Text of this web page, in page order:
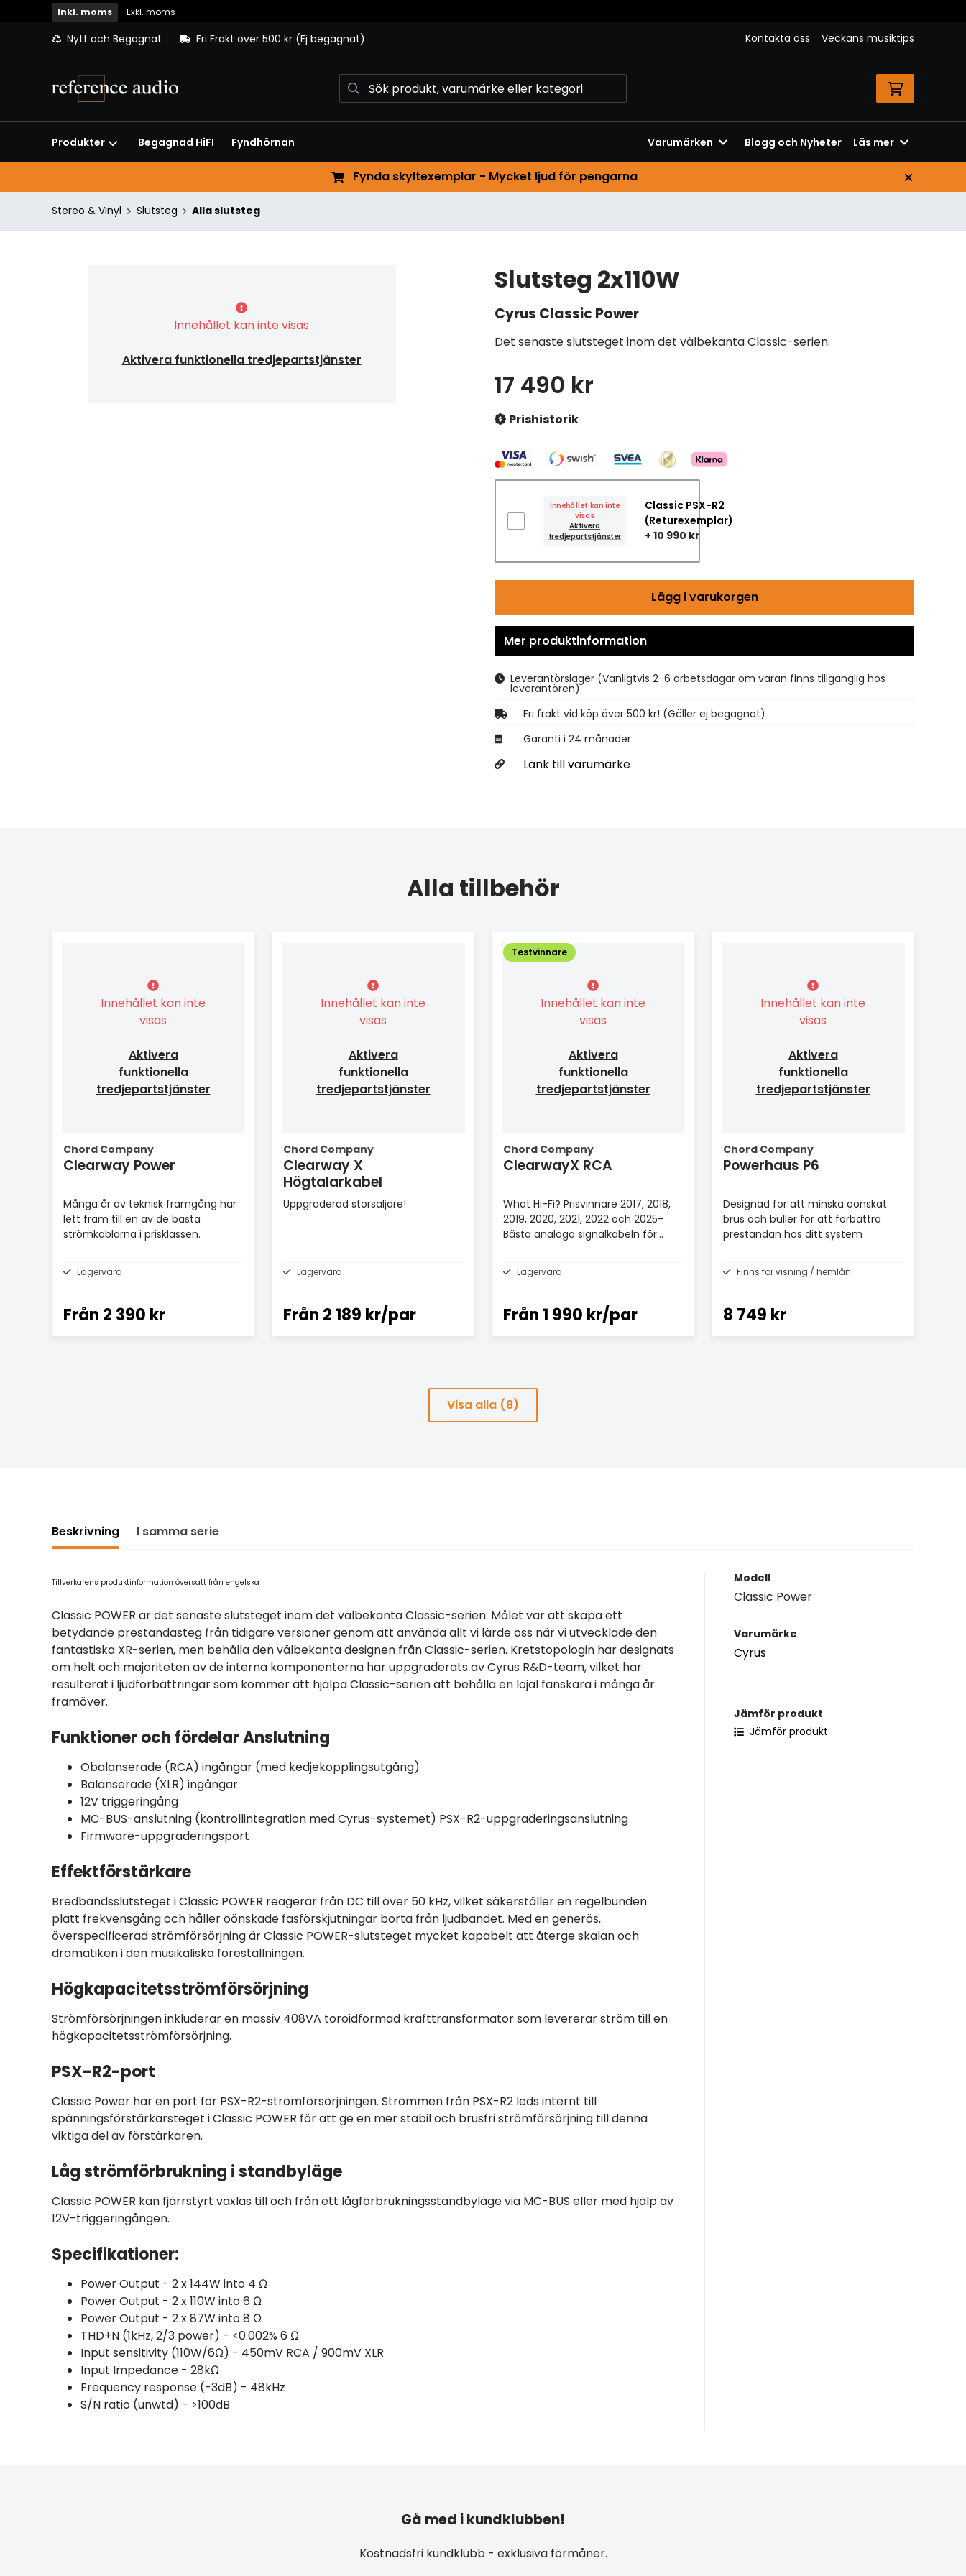
Inkl. moms Exkl. moms
Nytt och Begagnat Fri Frakt över 500 kr (Ej begagnat) Kontakta oss Veckans musiktips
Produkter Begagnad HiFI Fyndhörnan Varumärken Blogg och Nyheter Läs mer
Fynda skyltexemplar - Mycket ljud för pengarna
Stereo & Vinyl Slutsteg Alla slutsteg
Innehållet kan inte visas
Aktivera funktionella tredjepartstjänster
Slutsteg 2x110W
Cyrus Classic Power
Det senaste slutsteget inom det välbekanta Classic-serien.
17 490 kr
Prishistorik
Innehållet kan inte
visas
Aktivera
tredjepartstjänster
Classic PSX-R2
(Returexemplar)
+ 10 990 kr
Lägg i varukorgen
Mer produktinformation
Leverantörslager (Vanligtvis 2-6 arbetsdagar om varan finns tillgänglig hos
leverantören)
Fri frakt vid köp över 500 kr! (Gäller ej begagnat)
Garanti i 24 månader
Länk till varumärke
Alla tillbehör
Innehållet kan inte
visas
Aktivera
funktionella
tredjepartstjänster
Chord Company
Clearway Power
Många år av teknisk framgång har
lett fram till en av de bästa
strömkablarna i prisklassen.
Lagervara
Från 2 390 kr
Innehållet kan inte
visas
Aktivera
funktionella
tredjepartstjänster
Chord Company
Clearway X
Högtalarkabel
Uppgraderad storsäljare!
Lagervara
Från 2 189 kr/par
Testvinnare
Innehållet kan inte
visas
Aktivera
funktionella
tredjepartstjänster
Chord Company
ClearwayX RCA
What Hi-Fi? Prisvinnare 2017, 2018,
2019, 2020, 2021, 2022 och 2025–
Bästa analoga signalkabeln för
Lagervara
Från 1 990 kr/par
Innehållet kan inte
visas
Aktivera
funktionella
tredjepartstjänster
Chord Company
Powerhaus P6
Designad för att minska oönskat
brus och buller för att förbättra
prestandan hos ditt system
Finns för visning / hemlån
8 749 kr
Visa alla (8)
Beskrivning I samma serie
Tillverkarens produktinformation översatt från engelska
Classic POWER är det senaste slutsteget inom det välbekanta Classic-serien. Målet var att skapa ett
betydande prestandasteg från tidigare versioner genom att använda allt vi lärde oss när vi utvecklade den
fantastiska XR-serien, men behålla den välbekanta designen från Classic-serien. Kretstopologin har designats
om helt och majoriteten av de interna komponenterna har uppgraderats av Cyrus R&D-team, vilket har
resulterat i ljudförbättringar som kommer att hjälpa Classic-serien att behålla en lojal fanskara i många år
framöver.
Funktioner och fördelar Anslutning
Obalanserade (RCA) ingångar (med kedjekopplingsutgång)
Balanserade (XLR) ingångar
12V triggeringång
MC-BUS-anslutning (kontrollintegration med Cyrus-systemet) PSX-R2-uppgraderingsanslutning
Firmware-uppgraderingsport
Effektförstärkare
Bredbandsslutsteget i Classic POWER reagerar från DC till över 50 kHz, vilket säkerställer en regelbunden
platt frekvensgång och håller oönskade fasförskjutningar borta från ljudbandet. Med en generös,
överspecificerad strömförsörjning är Classic POWER-slutsteget mycket kapabelt att återge skalan och
dramatiken i den musikaliska föreställningen.
Högkapacitetsströmförsörjning
Strömförsörjningen inkluderar en massiv 408VA toroidformad krafttransformator som levererar ström till en
högkapacitetsströmförsörjning.
PSX-R2-port
Classic Power har en port för PSX-R2-strömförsörjningen. Strömmen från PSX-R2 leds internt till
spänningsförstärkarsteget i Classic POWER för att ge en mer stabil och brusfri strömförsörjning till denna
viktiga del av förstärkaren.
Låg strömförbrukning i standbyläge
Classic POWER kan fjärrstyrt växlas till och från ett lågförbrukningsstandbyläge via MC-BUS eller med hjälp av
12V-triggeringången.
Specifikationer:
Power Output - 2 x 144W into 4 Ω
Power Output - 2 x 110W into 6 Ω
Power Output - 2 x 87W into 8 Ω
THD+N (1kHz, 2/3 power) - <0.002% 6 Ω
Input sensitivity (110W/6Ω) - 450mV RCA / 900mV XLR
Input Impedance - 28kΩ
Frequency response (-3dB) - 48kHz
S/N ratio (unwtd) - >100dB
Modell
Classic Power
Varumärke
Cyrus
Jämför produkt
Jämför produkt
Gå med i kundklubben!
Kostnadsfri kundklubb - exklusiva förmåner.